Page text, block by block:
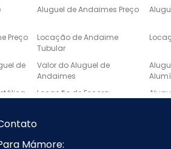
Aluguel de Andaimes Preço
Preço
Locação de Andaime
Tubular
de
Valor do Aluguel de
Andaimes
Locação de Escora
Mámore: